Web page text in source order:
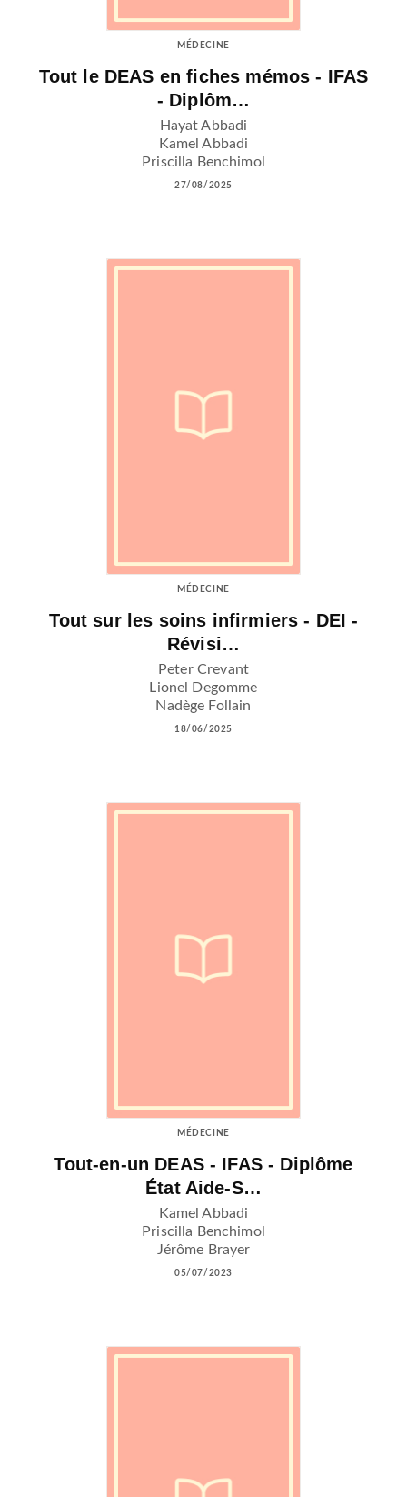
MÉDECINE
Tout le DEAS en fiches mémos - IFAS
- Diplôm…
Hayat Abbadi
Kamel Abbadi
Priscilla Benchimol
27/08/2025
MÉDECINE
Tout sur les soins infirmiers - DEI -
Révisi…
Peter Crevant
Lionel Degomme
Nadège Follain
18/06/2025
MÉDECINE
Tout-en-un DEAS - IFAS - Diplôme
État Aide-S…
Kamel Abbadi
Priscilla Benchimol
Jérôme Brayer
05/07/2023